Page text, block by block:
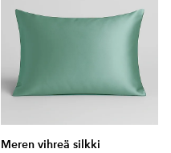
Meren vihreä silkki